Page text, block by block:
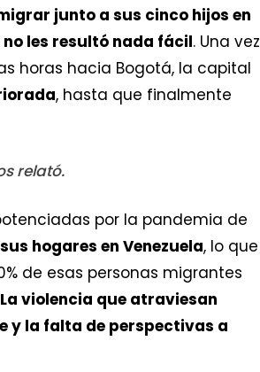
junto a sus cinco hijos en
no les resultó nada fácil. Una vez
horas hacia Bogotá, la capital
, hasta que finalmente
relató.
por la pandemia de
hogares en Venezuela, lo que
de esas personas migrantes
La violencia que atraviesan
y la falta de perspectivas a